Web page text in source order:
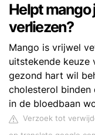
Helpt mango
verliezen?
Mango is vrijwel
uitstekende
gezond hart wil
cholesterol binden
in de bloedbaan
Verzoek tot